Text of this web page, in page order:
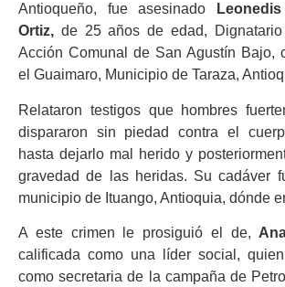
Antioqueño, fue asesinado
Ortiz, de 25 años de edad,
Acción Comunal de San Agustín Bajo,
el Guaimaro, Municipio de Taraza,
Relataron testigos que hombres
dispararon sin piedad contra el
hasta dejarlo mal herido y
gravedad de las heridas. Su cadáver
municipio de Ituango, Antioquia, dónde
A este crimen le prosiguió el de,
calificada como una líder social,
como secretaria de la campaña de